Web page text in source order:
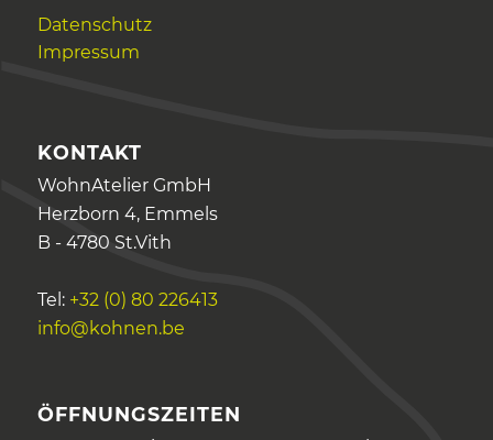
Datenschutz
Impressum
KONTAKT
WohnAtelier GmbH
Herzborn 4, Emmels
B - 4780 St.Vith
Tel: +32 (0) 80 226413
info@kohnen.be
ÖFFNUNGSZEITEN